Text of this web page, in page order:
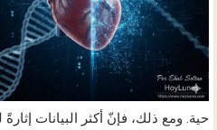
حية. ومع ذلك، فإنّ أكثر البيانات